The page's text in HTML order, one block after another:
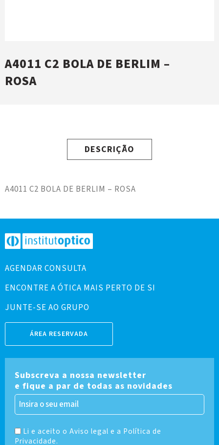
A4011 C2 BOLA DE BERLIM –
ROSA
DESCRIÇÃO
A4011 C2 BOLA DE BERLIM – ROSA
AGENDAR CONSULTA
ENCONTRE A ÓTICA MAIS PERTO DE SI
JUNTE-SE AO GRUPO
ÁREA RESERVADA
Subscreva a nossa newsletter
e fique a par de todas as novidades
Li e aceito o Aviso legal e a Política de
Privacidade.